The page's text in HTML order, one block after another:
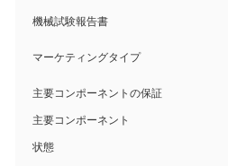
機械試験報告書
マーケティングタイプ
主要コンポーネントの保証
主要コンポーネント
状態